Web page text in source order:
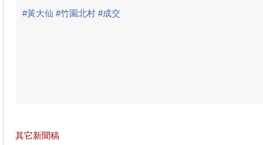
#黃大仙 #竹園北村 #成交
其它新聞稿